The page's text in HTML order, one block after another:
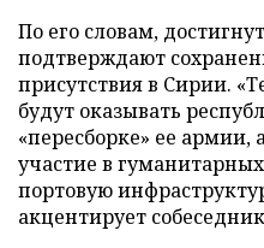
По его словам,
подтверждают
присутствия в Сирии.
будут оказывать
«пересборке» ее
участие в
портовую
акцентирует